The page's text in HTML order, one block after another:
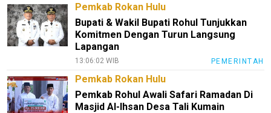
Pemkab Rokan Hulu
Bupati & Wakil Bupati Rohul Tunjukkan
Komitmen Dengan Turun Langsung
Lapangan
13:06:02 WIB PEMERINTAH
Pemkab Rokan Hulu
Pemkab Rohul Awali Safari Ramadan Di
Masjid Al-Ihsan Desa Tali Kumain
Siber
Redaksi